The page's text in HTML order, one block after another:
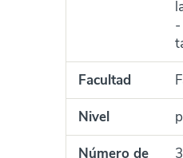
Facultad
Nivel
Número de